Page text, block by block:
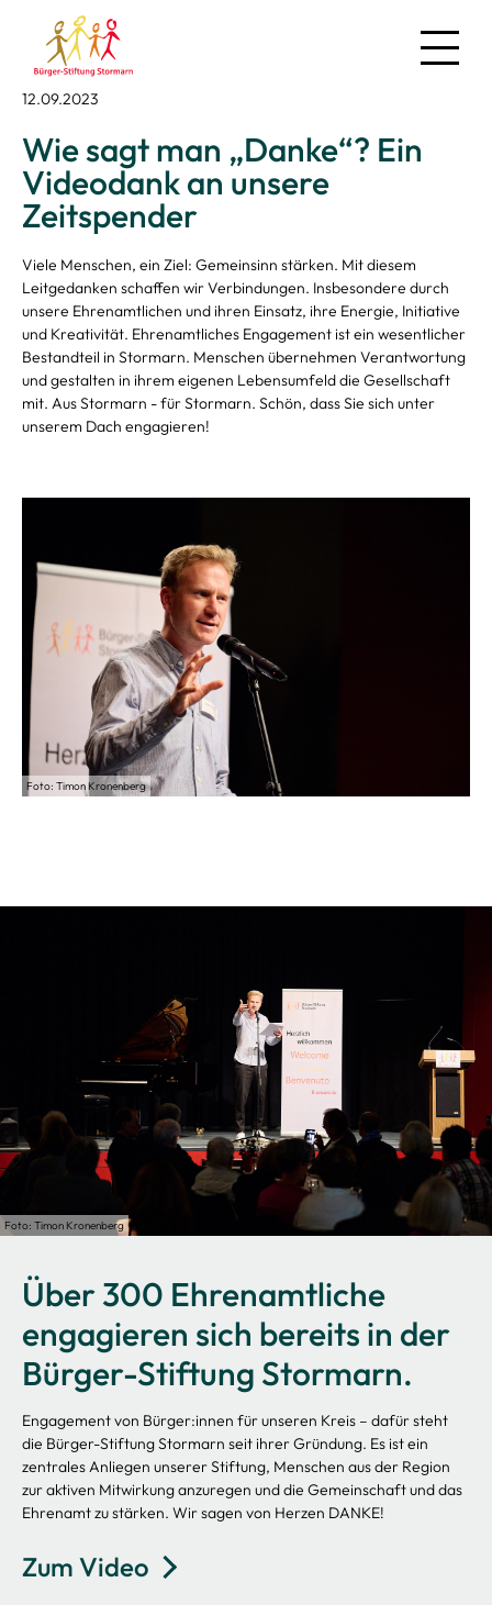
News
Über uns
Regionales
Projekte
Mitmachen
Kontakt
12.09.2023
Wie sagt man „Danke“? Ein
Videodank an unsere
Zeitspender
Viele Menschen, ein Ziel: Gemeinsinn stärken. Mit diesem
Leitgedanken schaffen wir Verbindungen. Insbesondere durch
unsere Ehrenamtlichen und ihren Einsatz, ihre Energie, Initiative
und Kreativität. Ehrenamtliches Engagement ist ein wesentlicher
Bestandteil in Stormarn. Menschen übernehmen Verantwortung
und gestalten in ihrem eigenen Lebensumfeld die Gesellschaft
mit. Aus Stormarn - für Stormarn. Schön, dass Sie sich unter
unserem Dach engagieren!
Foto: Timon Kronenberg
Foto: Timon Kronenberg
Über 300 Ehrenamtliche
engagieren sich bereits in der
Bürger-Stiftung Stormarn.
Engagement von Bürger:innen für unseren Kreis – dafür steht
die Bürger-Stiftung Stormarn seit ihrer Gründung. Es ist ein
zentrales Anliegen unserer Stiftung, Menschen aus der Region
zur aktiven Mitwirkung anzuregen und die Gemeinschaft und das
Ehrenamt zu stärken. Wir sagen von Herzen DANKE!
Zum Video